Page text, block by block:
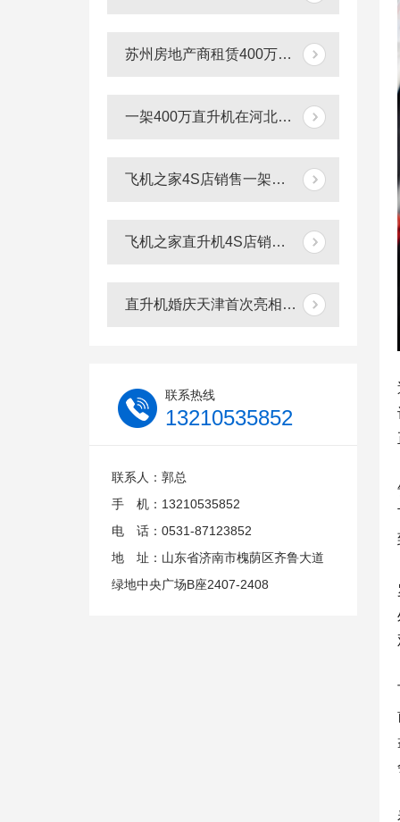
苏州房地产商租赁400万直升机空中看房
一架400万直升机在河北秦皇岛景区体验飞行
飞机之家4S店销售一架价值400万直升机
飞机之家直升机4S店销售给福建泉州一学校一架直升机
直升机婚庆天津首次亮相高档土豪空中婚礼最高达88.88万
联系热线
13210535852
联系人：郭总
手 机：13210535852
电 话：0531-87123852
地 址：山东省济南市槐荫区齐鲁大道
绿地中央广场B座2407-2408